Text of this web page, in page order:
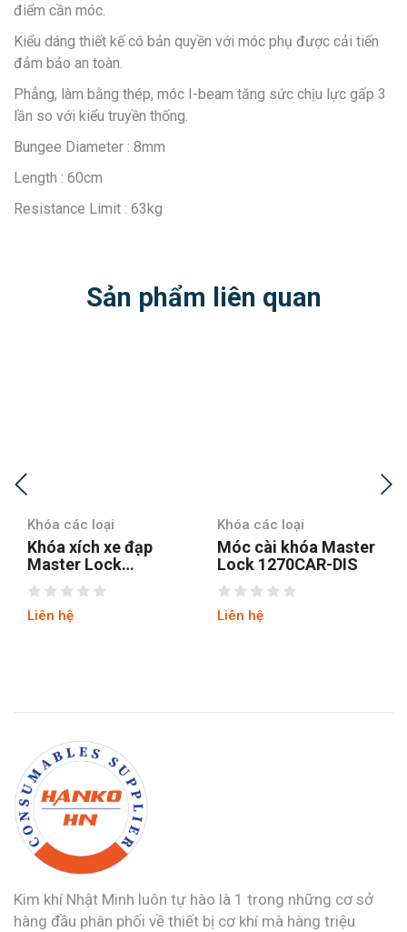
điểm cần móc.
Kiểu dáng thiết kế có bản quyền với móc phụ được cải tiến
đảm bảo an toàn.
Phẳng, làm bằng thép, móc I-beam tăng sức chịu lực gấp 3
lần so với kiểu truyền thống.
Bungee Diameter : 8mm
Length : 60cm
Resistance Limit : 63kg
Sản phẩm liên quan
Khóa các loại
Khóa xích xe đạp
Master Lock
8392EURDPROCOL
Liên hệ
Khóa các loại
Móc cài khóa Master
Lock 1270CAR-DIS
Liên hệ
Kim khí Nhật Minh luôn tự hào là 1 trong những cơ sở
hàng đầu phân phối về thiết bị cơ khí mà hàng triệu